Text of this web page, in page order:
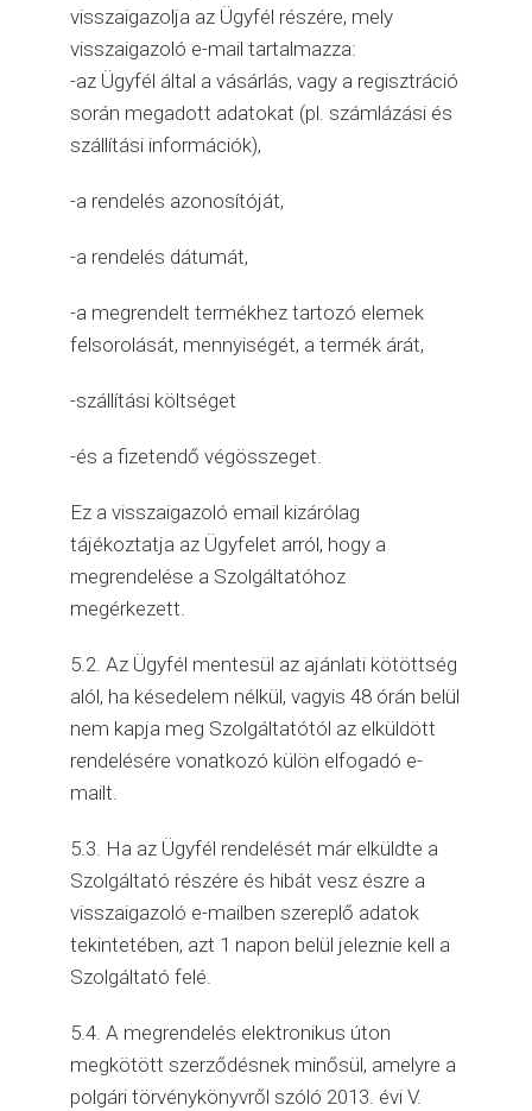
visszaigazolja az Ügyfél részére, mely
visszaigazoló e-mail tartalmazza:
-az Ügyfél által a vásárlás, vagy a regisztráció
során megadott adatokat (pl. számlázási és
szállítási információk),
-a rendelés azonosítóját,
-a rendelés dátumát,
-a megrendelt termékhez tartozó elemek
felsorolását, mennyiségét, a termék árát,
-szállítási költséget
-és a fizetendő végösszeget.
Ez a visszaigazoló email kizárólag
tájékoztatja az Ügyfelet arról, hogy a
megrendelése a Szolgáltatóhoz
megérkezett.
5.2. Az Ügyfél mentesül az ajánlati kötöttség
alól, ha késedelem nélkül, vagyis 48 órán belül
nem kapja meg Szolgáltatótól az elküldött
rendelésére vonatkozó külön elfogadó e-
mailt.
5.3. Ha az Ügyfél rendelését már elküldte a
Szolgáltató részére és hibát vesz észre a
visszaigazoló e-mailben szereplő adatok
tekintetében, azt 1 napon belül jeleznie kell a
Szolgáltató felé.
5.4. A megrendelés elektronikus úton
megkötött szerződésnek minősül, amelyre a
polgári törvénykönyvről szóló 2013. évi V.